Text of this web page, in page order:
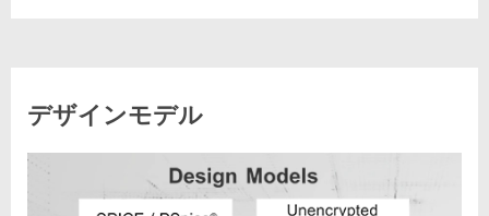
デザインモデル